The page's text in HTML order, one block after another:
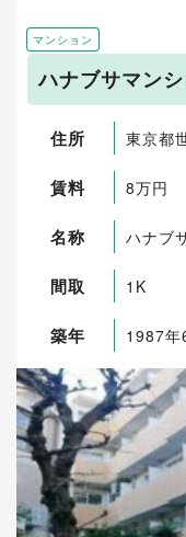
マンション
ハナブサマン
住所 東京都
賃料 8万円
名称 ハナブ
間取 1K
築年 1987年